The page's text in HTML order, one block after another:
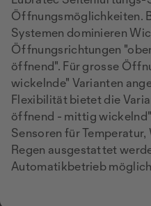
Öffnungsmöglichkeiten.
Systemen dominieren
Öffnungsrichtungen
öffnend". Für grosse
wickelnde" Varianten
Flexibilität bietet die
öffnend - mittig
Sensoren für
Regen ausgestattet
Automatikbetrieb